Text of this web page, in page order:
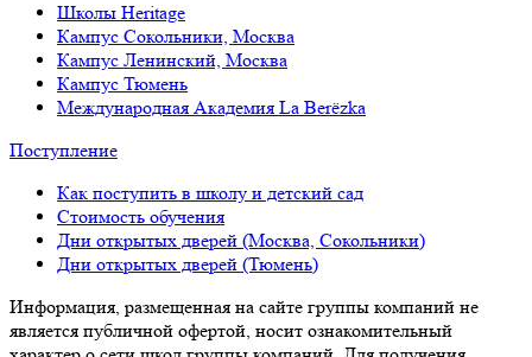
Школы Heritage
Кампус Сокольники, Москва
Кампус Ленинский, Москва
Кампус Тюмень
Международная Академия La Berёzka
Поступление
Как поступить в школу и детский сад
Стоимость обучения
Дни открытых дверей (Москва, Сокольники)
Дни открытых дверей (Тюмень)
Информация, размещенная на сайте группы компаний не
является публичной офертой, носит ознакомительный